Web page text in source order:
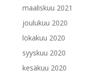
maaliskuu 2021
joulukuu 2020
lokakuu 2020
syyskuu 2020
kesäkuu 2020